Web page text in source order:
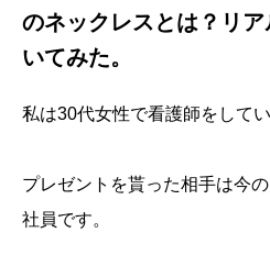
のネックレスとは？リ
いてみた。
私は30代女性で看護師をしてい
プレゼントを貰った相手は今
社員です。